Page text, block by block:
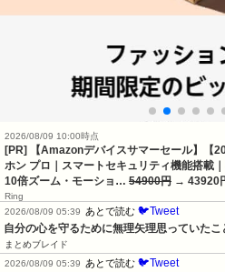
2026/08/09 10:00時点
[PR] 【Amazonデバイスサマーセール】【
ホン プロ｜スマートセキュリティ機能搭載
10倍ズーム・モーショ… 54900円 → 43920
Ring
2026/08/09 05:39
あとで読む 🐦Tweet
自分の心を守るために無理矢理思っていたこ
まとめブレイド
2026/08/09 05:39
あとで読む 🐦Tweet